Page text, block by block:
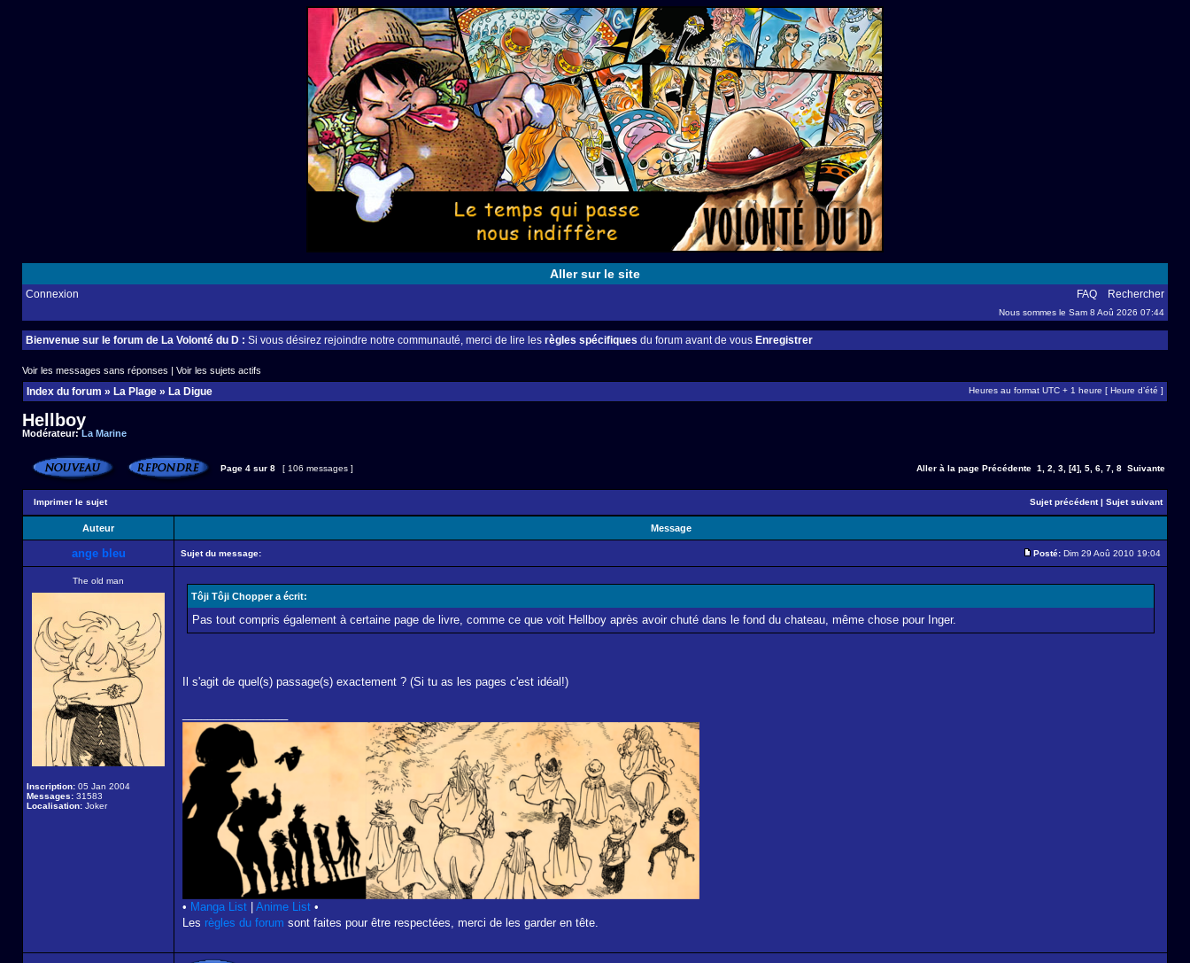
Aller sur le site
Connexion FAQ Rechercher
Nous sommes le Sam 8 Aoû 2026 07:44
Bienvenue sur le forum de La Volonté du D : Si vous désirez rejoindre notre communauté, merci de lire les règles spécifiques du forum avant de vous Enregistrer
Voir les messages sans réponses | Voir les sujets actifs
Index du forum » La Plage » La Digue Heures au format UTC + 1 heure [ Heure d’été ]
Hellboy
Modérateur:La Marine
Page 4 sur 8 [ 106 messages ] Aller à la page Précédente 1 2 3 [4] 5 6 7 8 Suivante
Imprimer le sujet Sujet précédent| Sujet suivant
Auteur Message
ange bleu Sujet du message: Posté: Dim 29 Aoû 2010 19:04
The old man
Inscription: 05 Jan 2004
Messages: 31583
Localisation: Joker
Tôji Tôji Chopper a écrit:
Pas tout compris également à certaine page de livre, comme ce que voit Hellboy après avoir chuté dans le fond du chateau, même chose pour Inger.
Il s'agit de quel(s) passage(s) exactement ? (Si tu as les pages c'est idéal!)
• Manga List Anime List •
Les règles du forum sont faites pour être respectées, merci de les garder en tête.